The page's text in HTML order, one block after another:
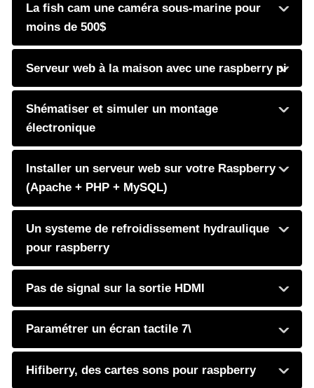
La fish cam une caméra sous-marine pour
moins de 500$
Serveur web à la maison avec une raspberry pi
Shématiser et simuler un montage
électronique
Installer un serveur web sur votre Raspberry
(Apache + PHP + MySQL)
Un systeme de refroidissement hydraulique
pour raspberry
Pas de signal sur la sortie HDMI
Paramétrer un écran tactile 7\
Hifiberry, des cartes sons pour raspberry